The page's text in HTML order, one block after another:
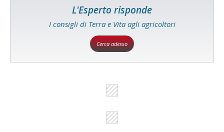
L'Esperto risponde
I consigli di Terra e Vita agli agricoltori
Cerca adesso